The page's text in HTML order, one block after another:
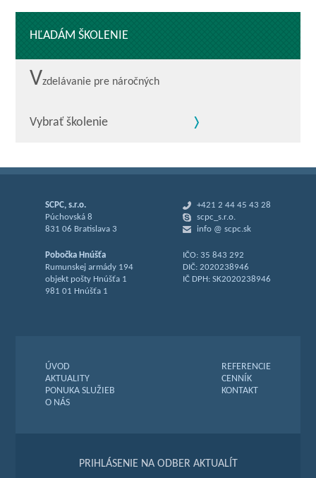
HĽADÁM ŠKOLENIE
Vzdelávanie pre náročných
Vybrať školenie
SCPC, s.r.o.
Púchovská 8
831 06 Bratislava 3
Pobočka Hnúšťa
Rumunskej armády 194
objekt pošty Hnúšťa 1
981 01 Hnúšťa 1
+421 2 44 45 43 28
scpc_s.r.o.
info @ scpc.sk
IČO: 35 843 292
DIČ: 2020238946
IČ DPH: SK2020238946
ÚVOD
AKTUALITY
PONUKA SLUŽIEB
O NÁS
REFERENCIE
CENNÍK
KONTAKT
PRIHLÁSENIE NA ODBER AKTUALÍT